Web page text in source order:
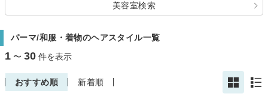
美容室検索
パーマ/和服・着物のヘアスタイル一覧
1 〜 30 件を表示
おすすめ順 新着順